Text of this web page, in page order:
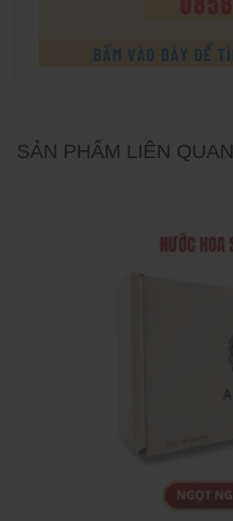
SẢN PHẨM LIÊN QUAN